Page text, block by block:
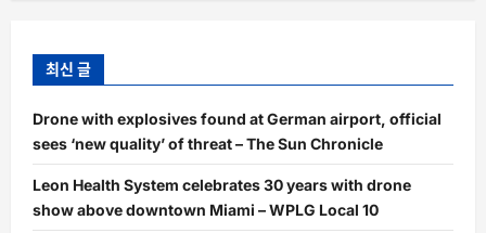
최신 글
Drone with explosives found at German airport, official
sees ‘new quality’ of threat – The Sun Chronicle
Leon Health System celebrates 30 years with drone
show above downtown Miami – WPLG Local 10